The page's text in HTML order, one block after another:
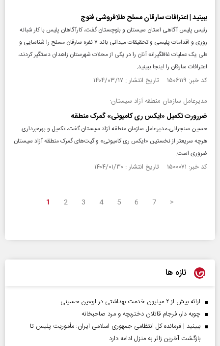
ببینید | اعترافات سارقان مسلح طلافروشی فنوج
رئیس پلیس آگاهی استان سیستان و بلوچستان گفت، کارآگاهان پلیس با کار شبانه
روزی و اقدامات پلیسی و تحقیقات میدانی باند ۷ نفره سارقان مسلح را شناسایی و
طی یک عملیات غافلگیرانه آنان را در یکی از محلات شهرستان زاهدان دستگیر کردند،
اعترافات سارقان را اینجا ببینید.
کد خبر: ۱۵۰۶۱۱۹ تاریخ انتشار : ۱۴۰۴/۰۳/۱۷
مدیرعامل سازمان منطقه آزاد سیستان:
ضررورت تکمیل «ایکس ری کامیونی» گمرک منطقه
حسین سنجرانی،مدیرعامل سازمان منطقه آزاد سیستان گفت، تکمیل و بهره‌برداری
هرچه سریعتر از نخستین «ایکس ری کامیونی» و گیت‌های گمرک منطقه آزاد سیستان
ضروری است.
کد خبر: ۱۵۰۰۰۷۱ تاریخ انتشار : ۱۴۰۴/۰۱/۳۰
1 2 3 4 5 6 7 >
تازه ها
ارائه بیش از ۲ میلیون خدمت بهداشتی در اربعین حسینی
چوبه دار، فرجام قاتلان دختربچه و مرد صاحبخانه
ببینید | فرمانده کل انتظامی جمهوری اسلامی ایران­: مأموریت پلیس تا
بازگشت آخرین زائر به منزل ادامه دارد